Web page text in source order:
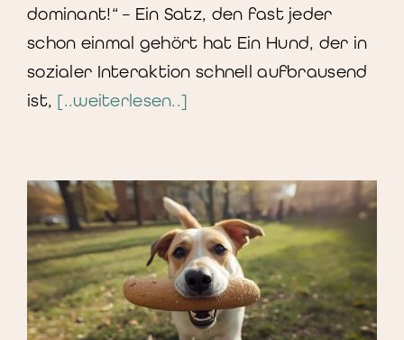
dominant!“ – Ein Satz, den fast jeder
schon einmal gehört hat Ein Hund, der in
sozialer Interaktion schnell aufbrausend
ist, [..weiterlesen..]